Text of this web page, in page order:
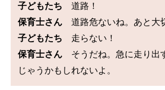
子どもたち
保育士さん
子どもたち
保育士さん そうだね。急に走り出